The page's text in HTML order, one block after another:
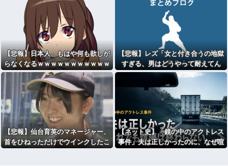
回目だよ…
【悲報】日本人、もはや何も欲しが
らなくなるｗｗｗｗｗｗｗｗｗｗｗ
ｗｗｗｗｗｗｗｗｗｗｗｗｗ
【悲報】レズ「女と付き合うの地獄
すぎる、男はどうやって耐えてん
の？」
【悲報】仙台育英のマネージャー、
首をひねっただけでウインクしたこ
【ネット史】「鏡の中のアクトレス
事件」夫は正しかったのに、なぜ喧